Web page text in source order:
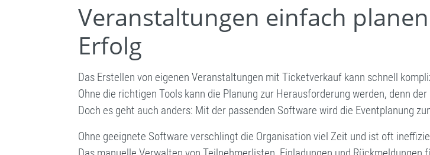
Veranstaltungen einfach
Erfolg
Das Erstellen von eigenen Veranstaltungen mit Ticketverkauf kann schnell
Ohne die richtigen Tools kann die Planung zur Herausforderung werden, denn
Doch es geht auch anders: Mit der passenden Software wird die Eventplanung
Ohne geeignete Software verschlingt die Organisation viel Zeit und ist oft